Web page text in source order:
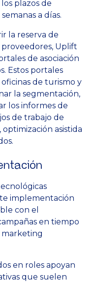
plazos de
a días.
la reserva de
Uplift
de asociación
Estos portales
de turismo y
la segmentación,
los informes de
de trabajo de
asistida
implementación
con el
en tiempo
marketing
en roles apoyan
que suelen